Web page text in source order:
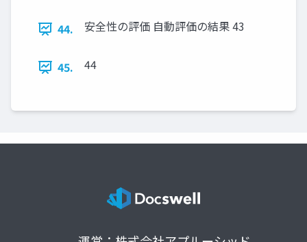
44. 安全性の評価 自動評価の結果 43
45. 44